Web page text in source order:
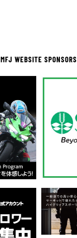
MFJ WEBSITE SPONSORS